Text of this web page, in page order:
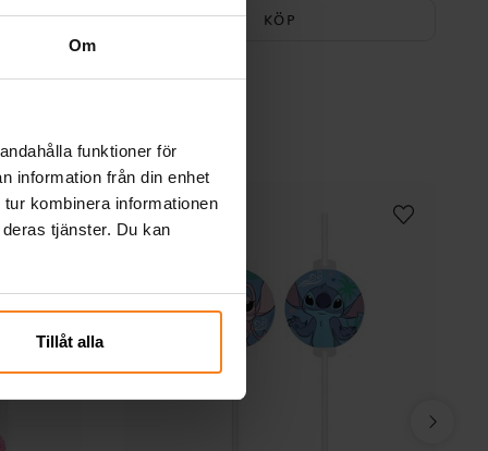
Om
funktioner för
information från din enhet
kombinera informationen
tjänster. Du kan
Tillåt alla
KÖP